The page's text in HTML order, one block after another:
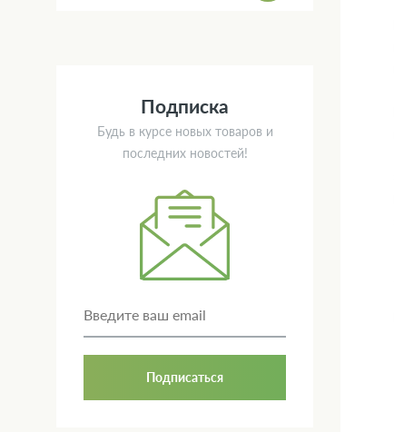
Подписка
Будь в курсе новых товаров и
последних новостей!
Подписаться